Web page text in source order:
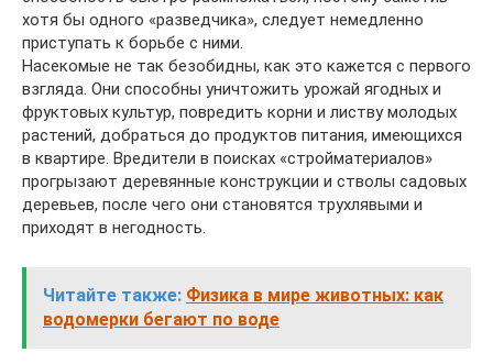
хотя бы одного «разведчика», следует немедленно
приступать к борьбе с ними.
Насекомые не так безобидны, как это кажется с первого
взгляда. Они способны уничтожить урожай ягодных и
фруктовых культур, повредить корни и листву молодых
растений, добраться до продуктов питания, имеющихся
в квартире. Вредители в поисках «стройматериалов»
прогрызают деревянные конструкции и стволы садовых
деревьев, после чего они становятся трухлявыми и
приходят в негодность.
Читайте также: Физика в мире животных: как
водомерки бегают по воде